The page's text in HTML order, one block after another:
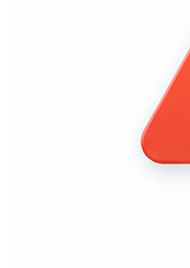
Ремонт